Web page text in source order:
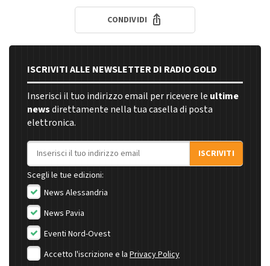
CONDIVIDI
ISCRIVITI ALLE NEWSLETTER DI RADIO GOLD
Inserisci il tuo indirizzo email per ricevere le ultime
newsdirettamente nella tua casella di posta
elettronica.
Indirizzo email
ISCRIVITI
Scegli le tue edizioni:
News Alessandria
News Pavia
Eventi Nord-Ovest
Accetto l'iscrizione e la Privacy Policy